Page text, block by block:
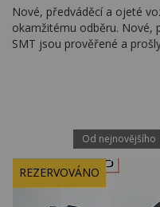
Nové, předváděcí a ojeté
okamžitému odběru. Nové,
SMT jsou prověřené a
Od nejnovějšího
REZERVOVÁNO